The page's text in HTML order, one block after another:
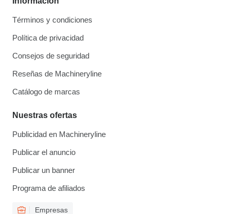
Términos y condiciones
Política de privacidad
Consejos de seguridad
Reseñas de Machineryline
Catálogo de marcas
Nuestras ofertas
Publicidad en Machineryline
Publicar el anuncio
Publicar un banner
Programa de afiliados
Empresas